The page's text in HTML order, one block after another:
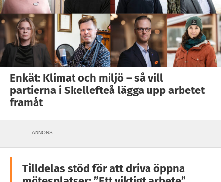
Enkät: Klimat och miljö – så vill
partierna i Skellefteå lägga upp arbetet
framåt
ANNONS
Tilldelas stöd för att driva öppna